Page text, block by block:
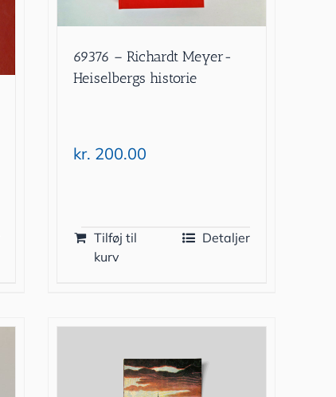
69376 – Richardt Meyer-
Heiselbergs historie
kr. 200.00
Tilføj til
kurv
Detaljer